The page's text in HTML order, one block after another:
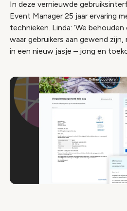
In deze vernieuwde
Event Manager 25 jaar ervaring
technieken. Linda: ‘We
waar gebruikers aan gewend
in een nieuw jasje – jong en